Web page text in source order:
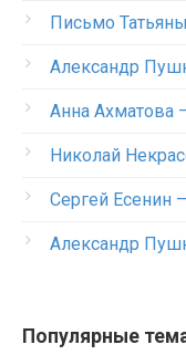
Письмо
Александр
Анна Ахматова
Николай
Сергей Есенин
Александр
Популярные